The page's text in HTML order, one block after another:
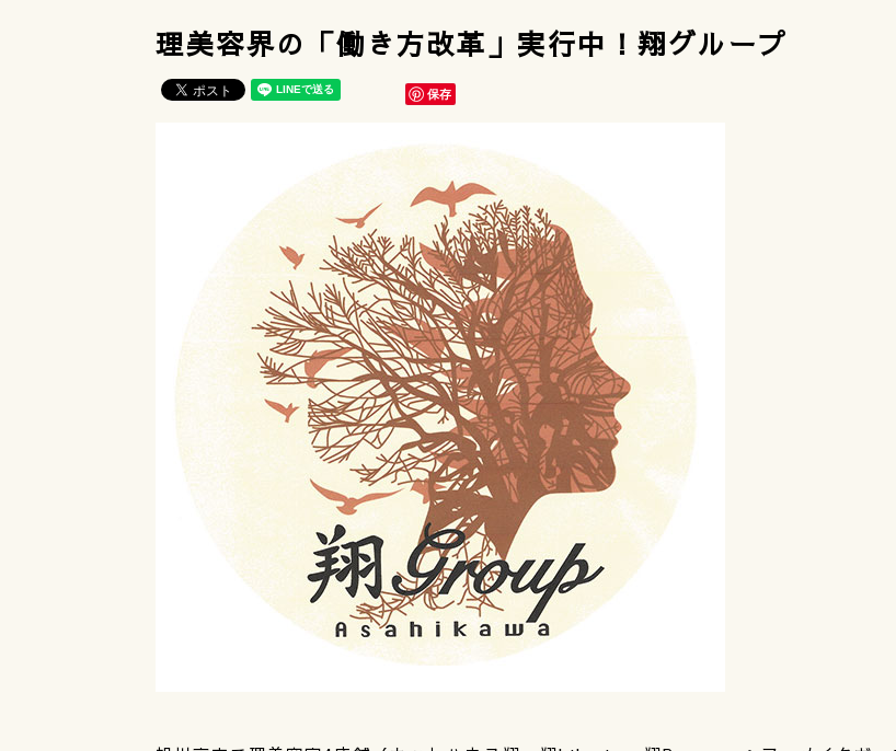
理美容界の「働き方改革」実行中！翔グループ
保存